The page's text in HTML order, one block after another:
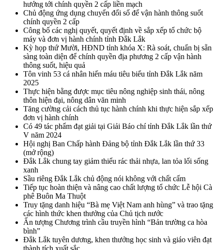
hướng tới chính quyền 2 cấp liền mạch
Chủ động ứng dụng chuyển đổi số để vận hành thông suốt
chính quyền 2 cấp
Công bố các nghị quyết, quyết định về sắp xếp tổ chức bộ
máy và đơn vị hành chính tỉnh Đắk Lắk
Kỳ họp thứ Mười, HĐND tỉnh khóa X: Rà soát, chuẩn bị sẵn
sàng toàn diện để chính quyền địa phương 2 cấp vận hành
thông suốt, hiệu quả
Tôn vinh 53 cá nhân hiến máu tiêu biểu tỉnh Đắk Lắk năm
2025
Thực hiện bằng được mục tiêu nông nghiệp sinh thái, nông
thôn hiện đại, nông dân văn minh
Tăng cường cải cách thủ tục hành chính khi thực hiện sắp xếp
đơn vị hành chính
Có 49 tác phẩm đạt giải tại Giải Báo chí tỉnh Đắk Lắk lần thứ
V năm 2024
Hội nghị Ban Chấp hành Đảng bộ tỉnh Đắk Lắk lần thứ 33
(mở rộng)
Đắk Lắk chung tay giảm thiểu rác thải nhựa, lan tỏa lối sống
xanh
Sầu riêng Đắk Lắk chủ động nói không với chất cấm
Tiếp tục hoàn thiện và nâng cao chất lượng tổ chức Lễ hội Cà
phê Buôn Ma Thuột
Truy tặng danh hiệu “Bà mẹ Việt Nam anh hùng” và trao tặng
các hình thức khen thưởng của Chủ tịch nước
Ấn tượng Chương trình cầu truyền hình “Bản trường ca hòa
bình”
Đắk Lắk tuyên dương, khen thưởng học sinh và giáo viên đạt